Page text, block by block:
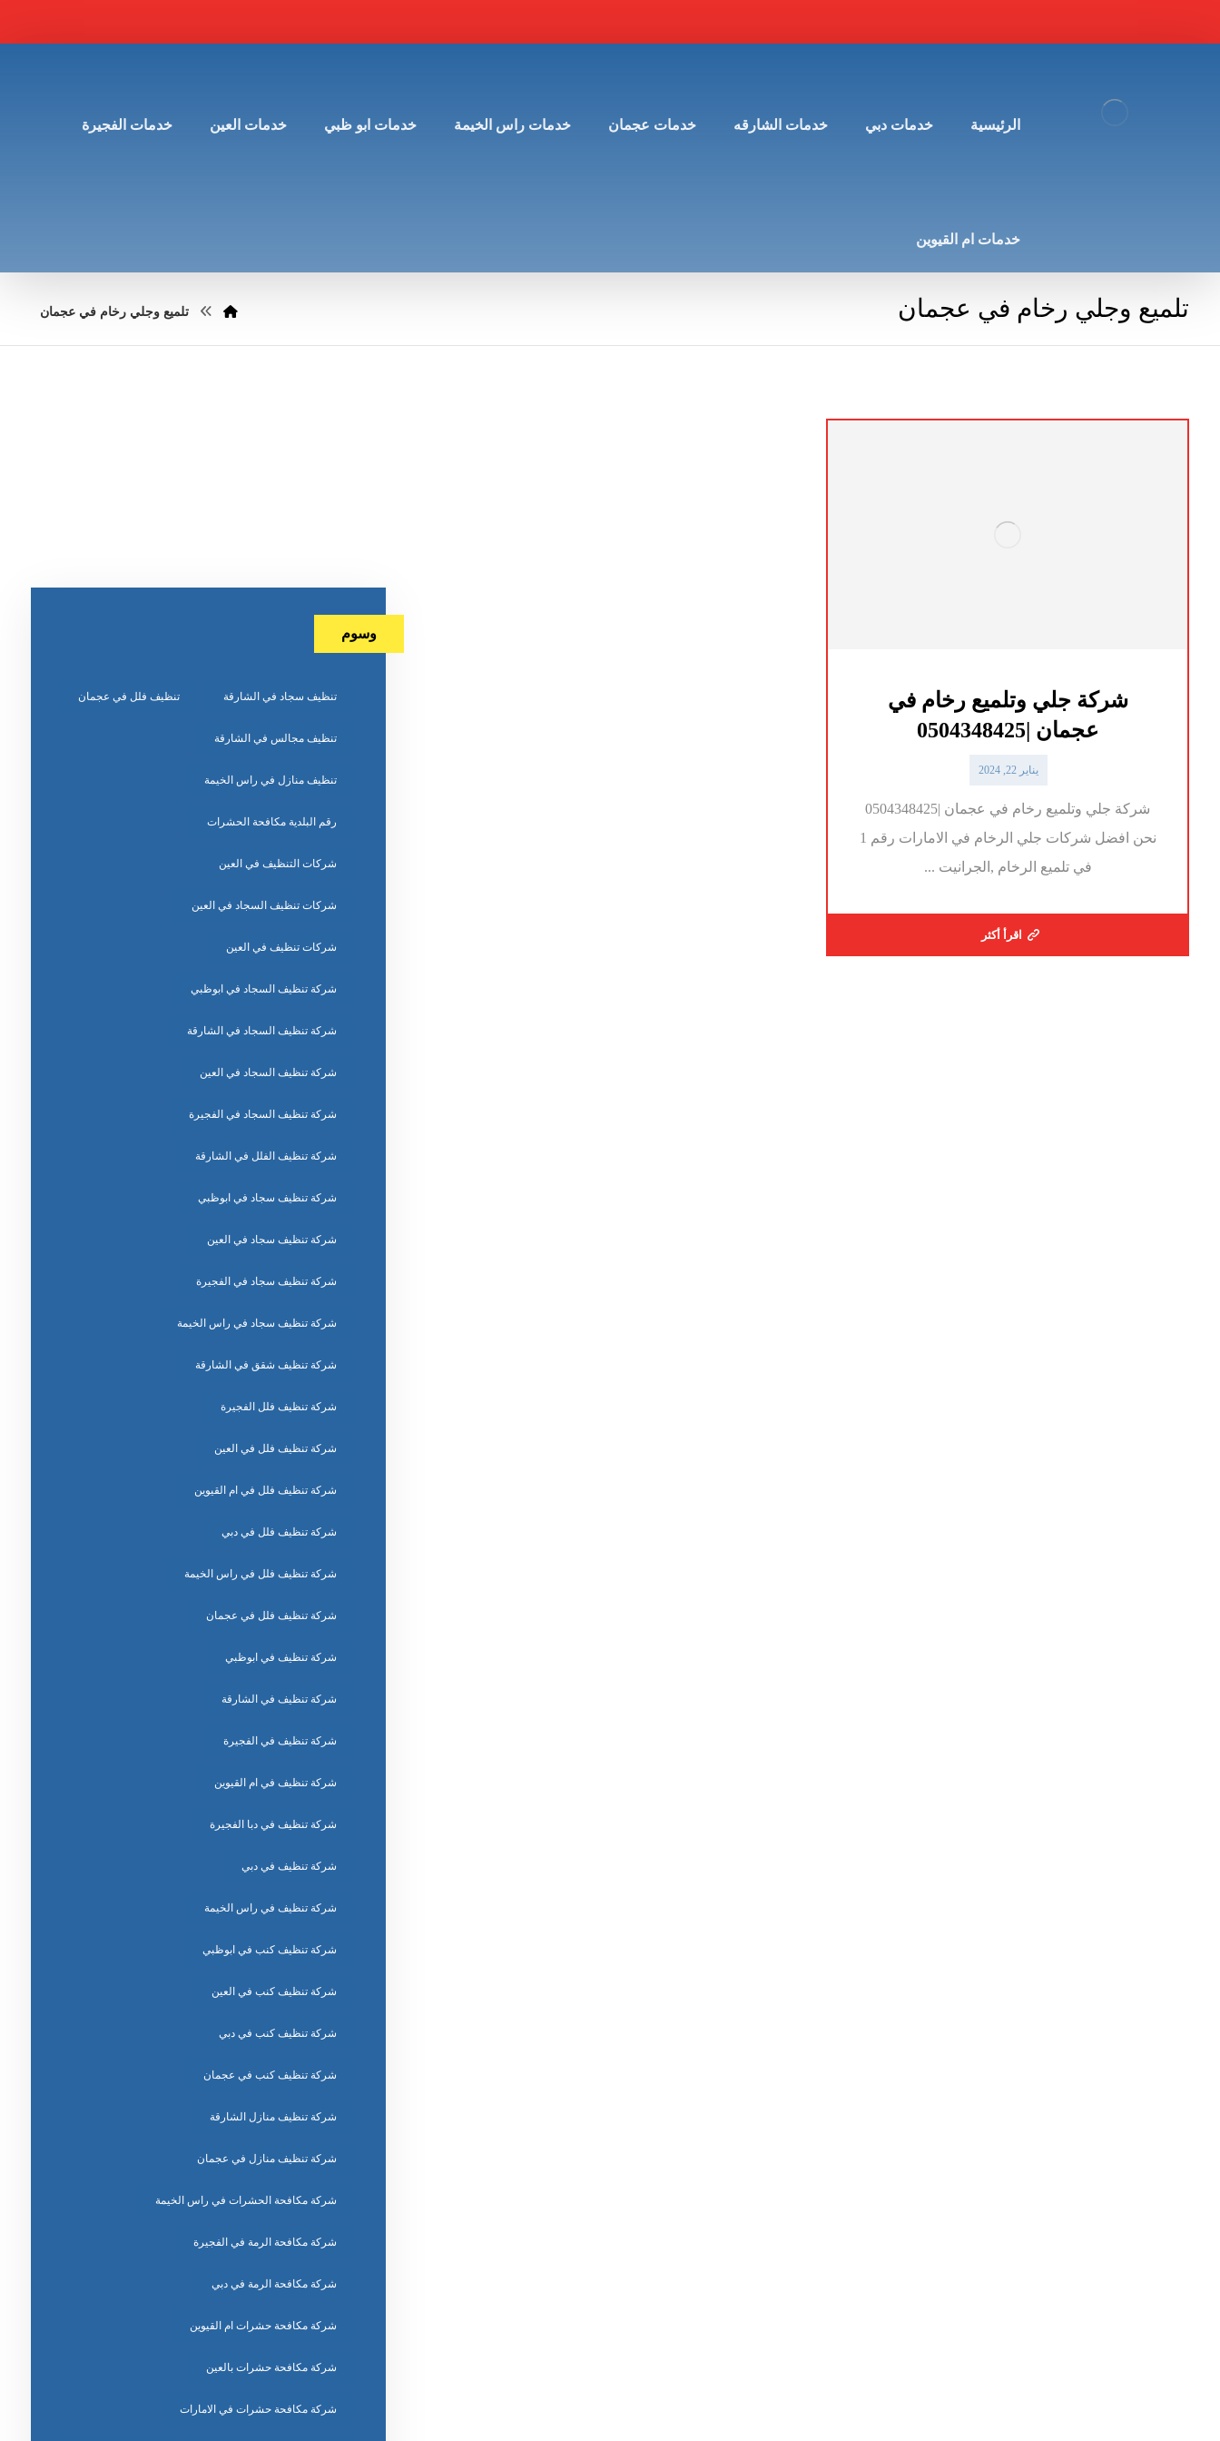
الرئيسية خدمات دبي خدمات الشارقه خدمات عجمان خدمات راس الخيمة خدمات ابو ظبي خدمات العين خدمات الفجيرة
خدمات ام القيوين
تلميع وجلي رخام في عجمان تلميع وجلي رخام في عجمان
شركة جلي وتلميع رخام في
عجمان |0504348425
يناير 22, 2024
شركة جلي وتلميع رخام في عجمان |0504348425
نحن افضل شركات جلي الرخام في الامارات رقم 1
في تلميع الرخام ,الجرانيت ...
اقرأ أكثر
وسوم
تنظيف سجاد في الشارقة تنظيف فلل في عجمان
تنظيف مجالس في الشارقة
تنظيف منازل في راس الخيمة
رقم البلدية مكافحة الحشرات
شركات التنظيف في العين
شركات تنظيف السجاد في العين
شركات تنظيف في العين
شركة تنظيف السجاد في ابوظبي
شركة تنظيف السجاد في الشارقة
شركة تنظيف السجاد في العين
شركة تنظيف السجاد في الفجيرة
شركة تنظيف الفلل في الشارقة
شركة تنظيف سجاد في ابوظبي
شركة تنظيف سجاد في العين
شركة تنظيف سجاد في الفجيرة
شركة تنظيف سجاد في راس الخيمة
شركة تنظيف شقق في الشارقة
شركة تنظيف فلل الفجيرة
شركة تنظيف فلل في العين
شركة تنظيف فلل في ام القيوين
شركة تنظيف فلل في دبي
شركة تنظيف فلل في راس الخيمة
شركة تنظيف فلل في عجمان
شركة تنظيف في ابوظبي
شركة تنظيف في الشارقة
شركة تنظيف في الفجيرة
شركة تنظيف في ام القيوين
شركة تنظيف في دبا الفجيرة
شركة تنظيف في دبي
شركة تنظيف في راس الخيمة
شركة تنظيف كنب في ابوظبي
شركة تنظيف كنب في العين
شركة تنظيف كنب في دبي
شركة تنظيف كنب في عجمان
شركة تنظيف منازل الشارقة
شركة تنظيف منازل في عجمان
شركة مكافحة الحشرات في راس الخيمة
شركة مكافحة الرمة في الفجيرة
شركة مكافحة الرمة في دبي
شركة مكافحة حشرات ام القيوين
شركة مكافحة حشرات بالعين
شركة مكافحة حشرات في الامارات